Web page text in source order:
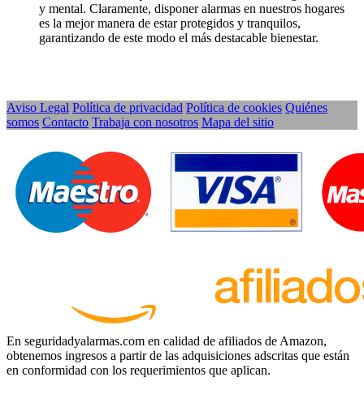
y mental. Claramente, disponer alarmas en nuestros hogares
es la mejor manera de estar protegidos y tranquilos,
garantizando de este modo el más destacable bienestar.
Aviso Legal Política de privacidad Política de cookies Quiénes
somos Contacto Trabaja con nosotros Mapa del sitio
En seguridadyalarmas.com en calidad de afiliados de Amazon,
obtenemos ingresos a partir de las adquisiciones adscritas que están
en conformidad con los requerimientos que aplican.